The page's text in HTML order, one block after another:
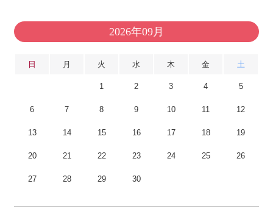
2026年09月
日 月 火 水 木 金 土
1 2 3 4 5
6 7 8 9 10 11 12
13 14 15 16 17 18 19
20 21 22 23 24 25 26
27 28 29 30